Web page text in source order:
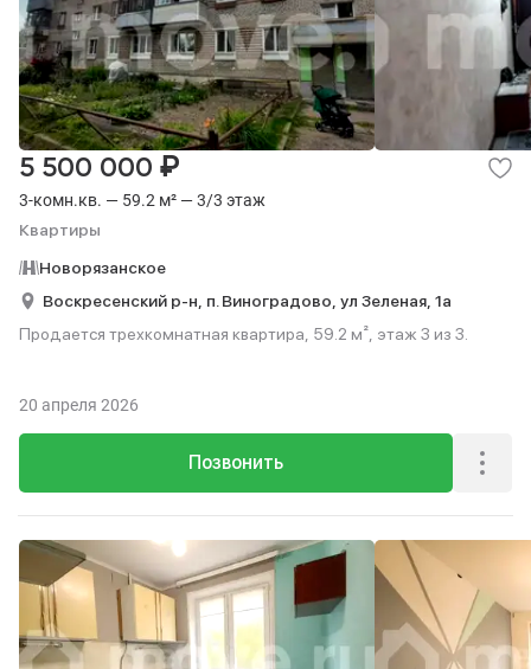
3-комн.кв. — 59.2 м² — 3/3 этаж
Квартиры
5 500 000 ₽
Новорязанское
Воскресенский р-н, п. Виноградово, ул Зеленая, 1а
Продается трехкомнатная квартира, 59.2 м², этаж 3 из 3.
Позвонить
20 апреля 2026